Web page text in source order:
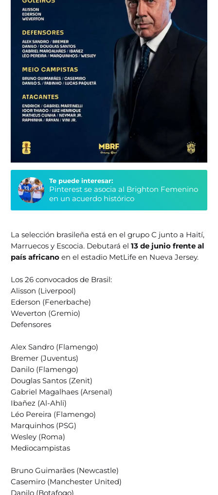
Te puede interesar:
Pinterest se asocia al Brighton Femenino
en un acuerdo histórico
La selección brasileña está en el grupo C junto a Haití,
Marruecos y Escocia. Debutará el13 de junio frente al
país africanoen el estadio MetLife en Nueva Jersey.
Los 26 convocados de Brasil:
Alisson (Liverpool)
Ederson (Fenerbache)
Weverton (Gremio)
Defensores
Alex Sandro (Flamengo)
Bremer (Juventus)
Danilo (Flamengo)
Douglas Santos (Zenit)
Gabriel Magalhaes (Arsenal)
Ibañez (Al-Ahli)
Léo Pereira (Flamengo)
Marquinhos (PSG)
Wesley (Roma)
Mediocampistas
Bruno Guimarães (Newcastle)
Casemiro (Manchester United)
Danilo (Botafogo)